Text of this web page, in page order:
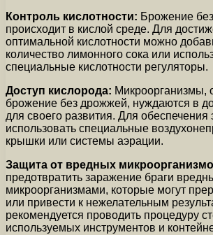
Контроль кислотности: Брожение
происходит в кислой среде. Для
оптимальной кислотности можно
количество лимонного сока или
специальные кислотности регуляторы.
Доступ кислорода: Микроорганизмы,
брожение без дрожжей, нуждаются в
для своего развития. Для обеспечения
использовать специальные
крышки или системы аэрации.
Защита от вредных
предотвратить заражение браги
микроорганизмами, которые могут
или привести к нежелательным
рекомендуется проводить процедуру
используемых инструментов и